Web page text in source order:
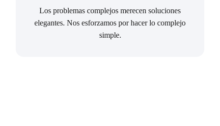
Los problemas complejos merecen soluciones
elegantes. Nos esforzamos por hacer lo complejo
simple.